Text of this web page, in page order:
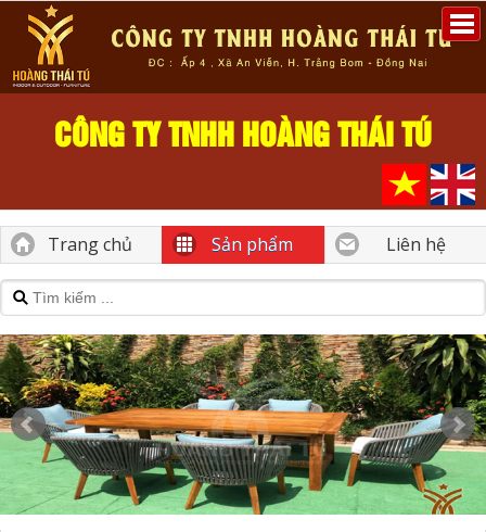
CÔNG TY TNHH HOÀNG THÁI TÚ
Trang chủ Sản phẩm Liên hệ